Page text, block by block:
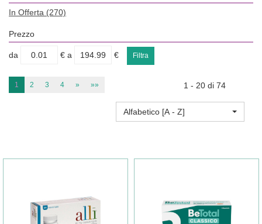
In Offerta (270)
Prezzo
filtra
da €
filtra
a €
1 2 3 4 » »» 1 - 20 di 74
Alfabetico [A - Z]